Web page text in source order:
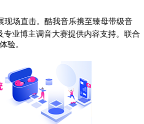
现场直击。酷我音乐携至臻母带级音
专业博主调音大赛提供内容支持。联合
验。